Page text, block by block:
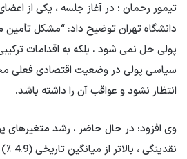
تیمور رحمان ؛ در آغاز جلسه ، یکی از
دانشگاه تهران توضیح داد: “مشکل
پولی حل نمی شود ، بلکه به اقدامات
سیاسی پولی در وضعیت اقتصادی
انتظار نشود و عواقب آن را داشته باشد.
وی افزود: در حال حاضر ، رشد متغیرهای